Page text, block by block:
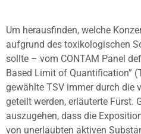
Um herausfinden, welche
aufgrund des toxikologischen
sollte – vom CONTAM Panel
Based Limit of Quantification”
gewählte TSV immer durch die
geteilt werden, erläuterte Fürst.
auszugehen, dass die
von unerlaubten aktiven